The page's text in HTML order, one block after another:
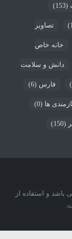
(153)
تصاویر
خانه خاص
دانش و سلامت
فارس (6)
ها (0)
(150)
و استفاده از